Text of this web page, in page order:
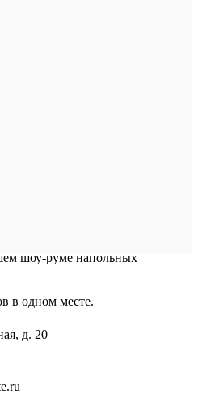
шоу-руме напольных
в одном месте.
д. 20